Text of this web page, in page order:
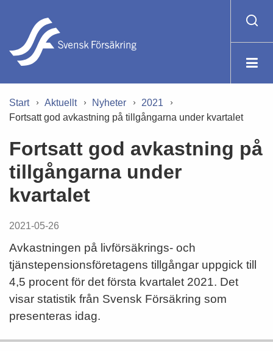
Start Aktuellt Nyheter
2021
Fortsatt god avkastning på tillgångarna under kvartalet
Fortsatt god avkastning på
tillgångarna under
kvartalet
2021-05-26
Avkastningen på livförsäkrings- och
tjänstepensionsföretagens tillgångar uppgick till
4,5 procent för det första kvartalet 2021. Det
visar statistik från Svensk Försäkring som
presenteras idag.